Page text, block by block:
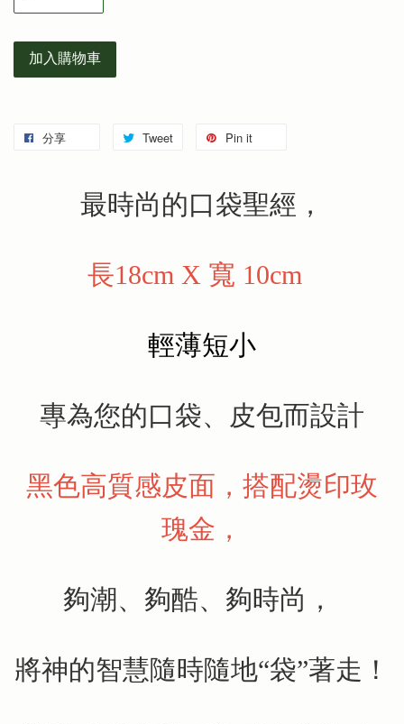
加入購物車
分享 Tweet Pin it
最時尚的口袋聖經，
長18cm X 寬 10cm
輕薄短小
專為您的口袋、皮包而設計
黑色高質感皮面，搭配燙印玫
瑰金，
夠潮、夠酷、夠時尚，
將神的智慧隨時隨地“袋”著走！